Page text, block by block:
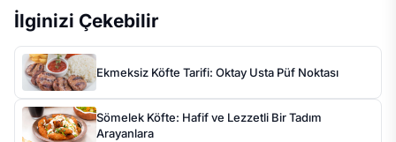
İlginizi Çekebilir
Ekmeksiz Köfte Tarifi: Oktay Usta Püf Noktası
Sömelek Köfte: Hafif ve Lezzetli Bir Tadım
Arayanlara